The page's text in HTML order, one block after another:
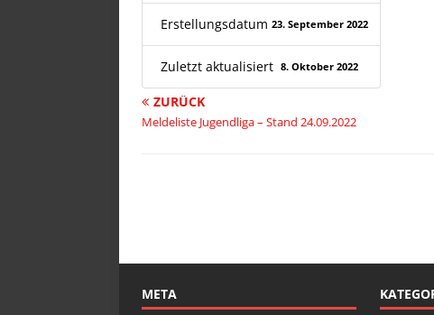
Erstellungsdatum 23. September 2022
Zuletzt aktualisiert 8. Oktober 2022
ZURÜCK
Meldeliste Jugendliga – Stand 24.09.2022
META